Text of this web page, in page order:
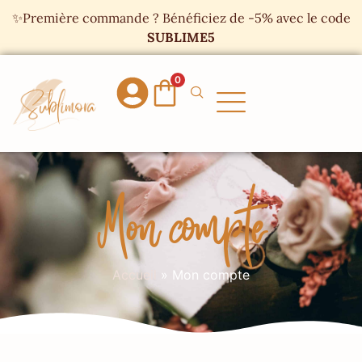
✨Première commande ? Bénéficiez de -5% avec le code
SUBLIME5
0
Mon compte
Accueil » Mon compte
Panneau de gestion des cookies